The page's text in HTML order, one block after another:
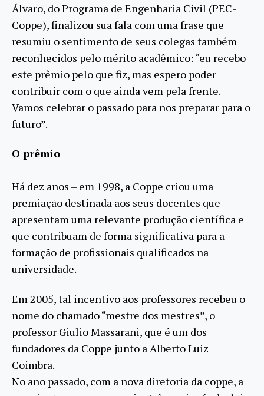
Álvaro, do Programa de Engenharia Civil (PEC-
Coppe), finalizou sua fala com uma frase que
resumiu o sentimento de seus colegas também
reconhecidos pelo mérito acadêmico: “eu recebo
este prêmio pelo que fiz, mas espero poder
contribuir com o que ainda vem pela frente.
Vamos celebrar o passado para nos preparar para o
futuro”.
O prêmio
Há dez anos – em 1998, a Coppe criou uma
premiação destinada aos seus docentes que
apresentam uma relevante produção científica e
que contribuam de forma significativa para a
formação de profissionais qualificados na
universidade.
Em 2005, tal incentivo aos professores recebeu o
nome do chamado “mestre dos mestres”, o
professor Giulio Massarani, que é um dos
fundadores da Coppe junto a Alberto Luiz
Coimbra.
No ano passado, com a nova diretoria da coppe, a